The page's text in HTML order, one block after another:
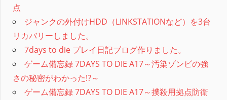
点
ジャンクの外付けHDD（LINKSTATIONなど）を3台
リカバリーしました。
7days to die プレイ日記ブログ作りました。
ゲーム備忘録 7DAYS TO DIE A17～汚染ゾンビの強
さの秘密がわかった!?～
ゲーム備忘録 7DAYS TO DIE A17～撲殺用拠点防衛